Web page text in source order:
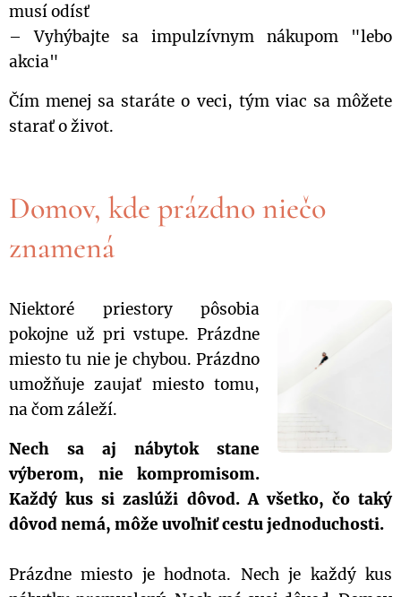
musí odísť
– Vyhýbajte sa impulzívnym nákupom "lebo
akcia"
Čím menej sa staráte o veci, tým viac sa môžete
starať o život.
Domov, kde prázdno niečo
znamená
Niektoré priestory pôsobia
pokojne už pri vstupe. Prázdne
miesto tu nie je chybou. Prázdno
umožňuje zaujať miesto tomu,
na čom záleží.
Nech sa aj nábytok stane
výberom, nie kompromisom.
Každý kus si zaslúži dôvod. A všetko, čo taký
dôvod nemá, môže uvoľniť cestu jednoduchosti.
Prázdne miesto je hodnota. Nech je každý kus